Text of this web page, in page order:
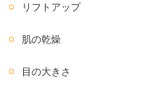
リフトアップ
肌の乾燥
目の大きさ